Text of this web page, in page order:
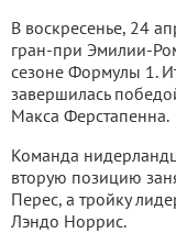
В воскресенье, 24
гран-при Эмилии-
сезоне Формулы 1.
завершилась
Макса Ферстапенна.
Команда
вторую позицию
Перес, а тройку
Лэндо Норрис.